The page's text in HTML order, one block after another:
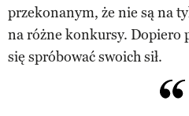
przekonanym, że nie są na
na różne konkursy. Dopiero
się spróbować swoich sił.